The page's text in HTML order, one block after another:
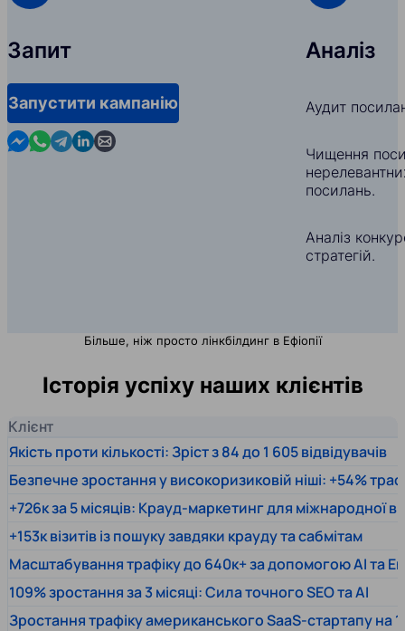
Запит
Запустити кампанію
Contact us in Messenger
Contact us in WhatsApp
Contact us in Telegram
Contact us in Linkedin
Contact us by email
Аналіз
Аудит
Чищення
посилань.
Аналіз
стратегій.
Більше, ніж просто лінкбілдинг в Ефіопії
Історія успіху наших клієнтів
Клієнт
Якість проти кількості: Зріст з 84 до 1 605 відвідувачів
Безпечне зростання у високоризиковій ніші: +54%
+726к за 5 місяців: Крауд-маркетинг для міжнародної
+153к візитів із пошуку завдяки крауду та сабмітам
Масштабування трафіку до 640к+ за допомогою AI та
109% зростання за 3 місяці: Сила точного SEO та AI
Зростання трафіку американського SaaS-стартапу на